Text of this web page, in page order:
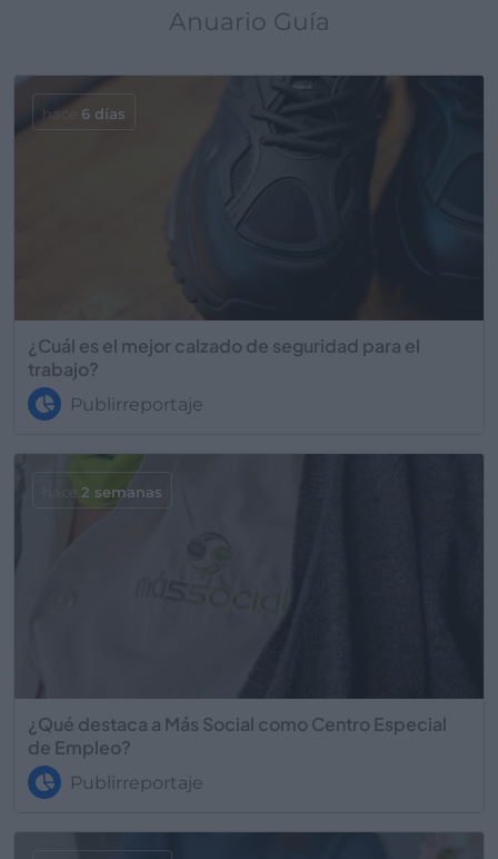
Anuario Guía
¿Cuál es el mejor calzado de seguridad para el
trabajo?
Publirreportaje
hace 6 días
¿Qué destaca a Más Social como Centro Especial
de Empleo?
Publirreportaje
hace 2 semanas